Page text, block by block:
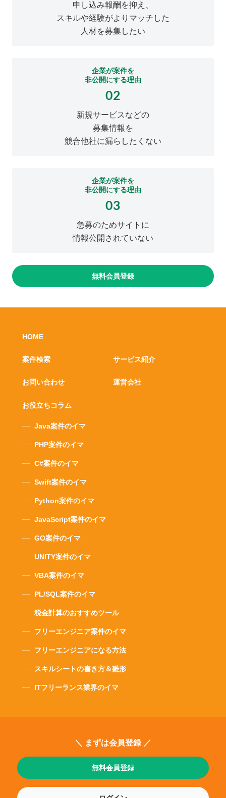
申し込み報酬を抑え、
スキルや経験がよりマッチした
人材を募集したい
企業が案件を
非公開にする理由
02
新規サービスなどの
募集情報を
競合他社に漏らしたくない
企業が案件を
非公開にする理由
03
急募のためサイトに
情報公開されていない
無料会員登録
HOME
案件検索 サービス紹介
運営会社
お問い合わせ
お役立ちコラム
Java案件のイマ
PHP案件のイマ
C#案件のイマ
Swift案件のイマ
Python案件のイマ
JavaScript案件のイマ
GO案件のイマ
UNITY案件のイマ
VBA案件のイマ
PL/SQL案件のイマ
税金計算のおすすめツール
フリーエンジニア案件のイマ
フリーエンジニアになる方法
スキルシートの書き方＆雛形
ITフリーランス業界のイマ
＼ まずは会員登録 ／
無料会員登録